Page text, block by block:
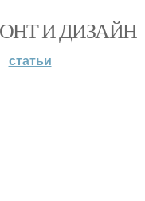
И ДИЗАЙН
статьи